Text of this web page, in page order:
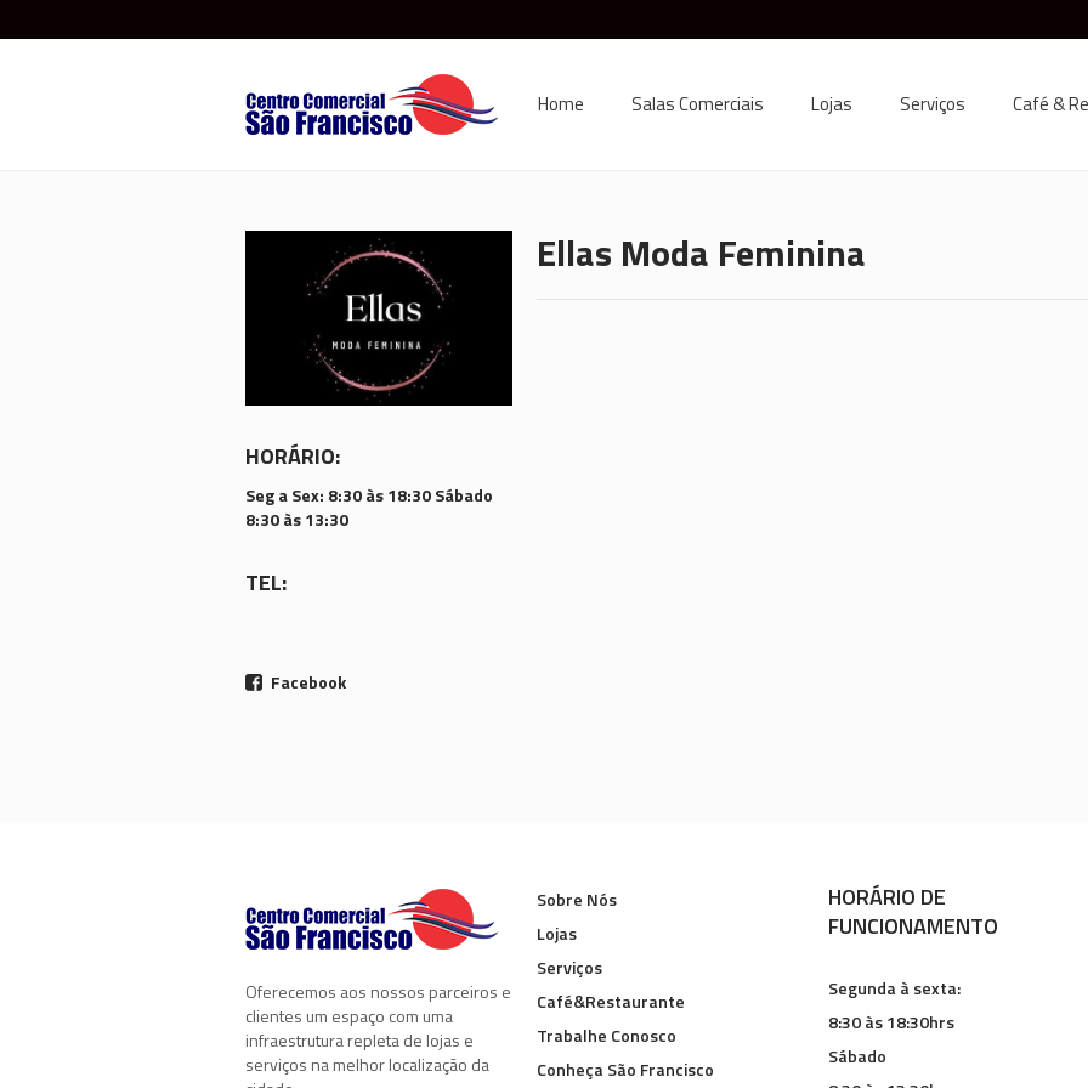
Home Salas Comerciais Lojas Serviços Café &
HORÁRIO:
Seg a Sex: 8:30 às 18:30 Sábado
8:30 às 13:30
TEL:
Facebook
Ellas Moda Feminina
Oferecemos aos nossos parceiros e
clientes um espaço com uma
infraestrutura repleta de lojas e
serviços na melhor localização da
Sobre Nós
Lojas
Serviços
Café&Restaurante
Trabalhe Conosco
Conheça São Francisco
HORÁRIO DE
FUNCIONAMENTO
Segunda à sexta:
8:30 às 18:30hrs
Sábado